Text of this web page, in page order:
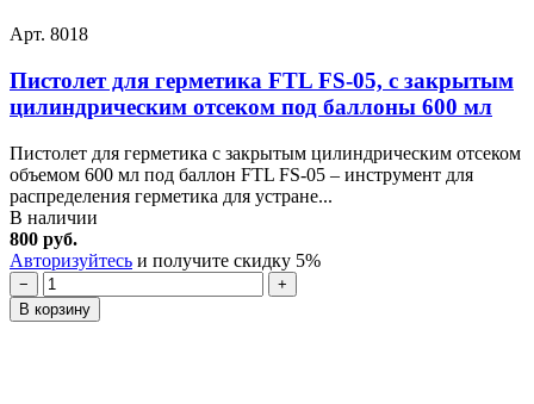
Арт. 8018
Пистолет для герметика FTL FS-05, с закрытым
цилиндрическим отсеком под баллоны 600 мл
Пистолет для герметика с закрытым цилиндрическим отсеком
объемом 600 мл под баллон FTL FS-05 – инструмент для
распределения герметика для устране...
В наличии
800 руб.
Авторизуйтесь и получите скидку 5%
−
+
В корзину